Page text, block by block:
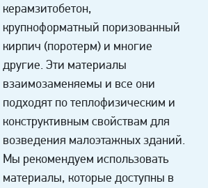
керамзитобетон,
крупноформатный поризованный
кирпич (поротерм) и многие
другие. Эти материалы
взаимозаменяемы и все они
подходят по теплофизическим и
конструктивным свойствам для
возведения малоэтажных зданий.
Мы рекомендуем использовать
материалы, которые доступны в